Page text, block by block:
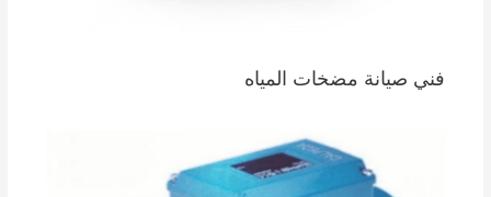
فني صيانة مضخات المياه